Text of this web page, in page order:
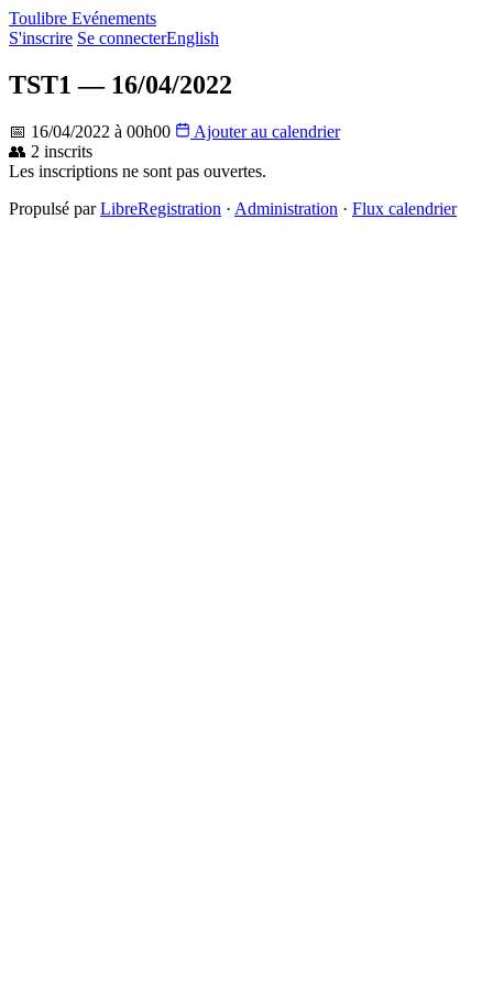
Toulibre Evénements
S'inscrire Se connecterEnglish
TST1 — 16/04/2022
📅 16/04/2022 à 00h00
Ajouter au calendrier
👥 2 inscrits
Les inscriptions ne sont pas ouvertes.
Propulsé parLibreRegistration · Administration · Flux calendrier